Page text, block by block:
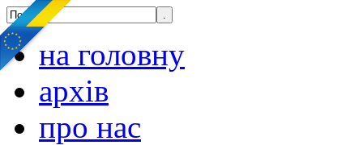
на головну
архів
про нас